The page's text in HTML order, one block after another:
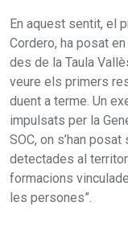
En aquest sentit, el
Cordero, ha posat
des de la Taula
veure els primers
duent a terme. Un
impulsats per la
SOC, on s’han
detectades al
formacions
les persones”.